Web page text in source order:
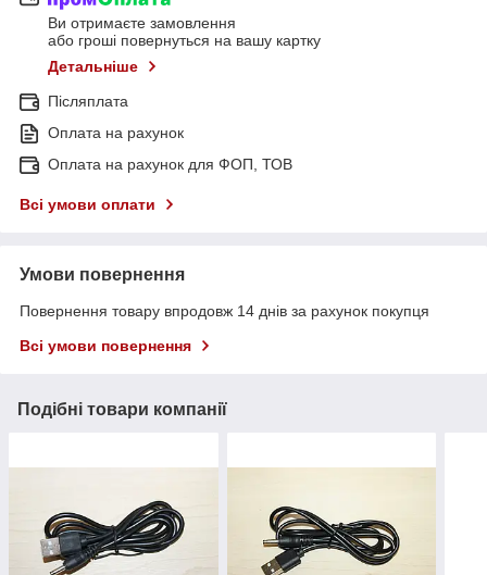
Ви отримаєте замовлення
або гроші повернуться на вашу картку
Детальніше
Післяплата
Оплата на рахунок
Оплата на рахунок для ФОП, ТОВ
Всі умови оплати
Умови повернення
Повернення товару впродовж 14 днів за рахунок покупця
Всі умови повернення
Подібні товари компанії